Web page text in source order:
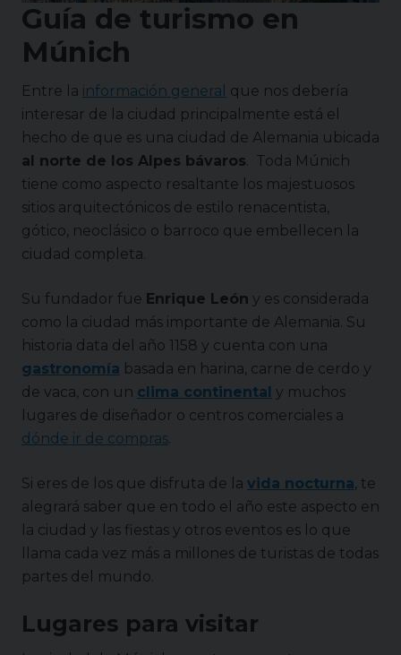
Guía de turismo en
Múnich
Entre la información general que nos debería
interesar de la ciudad principalmente está el
hecho de que es una ciudad de Alemania ubicada
al norte de los Alpes bávaros. Toda Múnich
tiene como aspecto resaltante los majestuosos
sitios arquitectónicos de estilo renacentista,
gótico, neoclásico o barroco que embellecen la
ciudad completa.
Su fundador fue Enrique León y es considerada
como la ciudad más importante de Alemania. Su
historia data del año 1158 y cuenta con una
gastronomía basada en harina, carne de cerdo y
de vaca, con un clima continental y muchos
lugares de diseñador o centros comerciales a
dónde ir de compras.
Si eres de los que disfruta de la vida nocturna, te
alegrará saber que en todo el año este aspecto en
la ciudad y las fiestas y otros eventos es lo que
llama cada vez más a millones de turistas de todas
partes del mundo.
Lugares para visitar